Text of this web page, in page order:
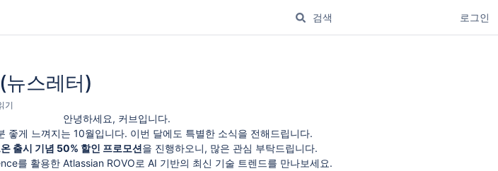
로그인
스레터)
기
안녕하세요, 커브입니다.
좋게 느껴지는 10월입니다. 이번 달에도 특별한 소식을 전해드립니다.
출시 기념 50% 할인 프로모션을 진행하오니, 많은 관심 부탁드립니다.
를 활용한 Atlassian ROVO로 AI 기반의 최신 기술 트렌드를 만나보세요.